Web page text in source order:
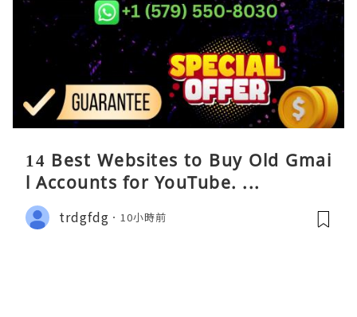
14 Best Websites to Buy Old Gmai
l Accounts for YouTube. ...
trdgfdg 10小時前